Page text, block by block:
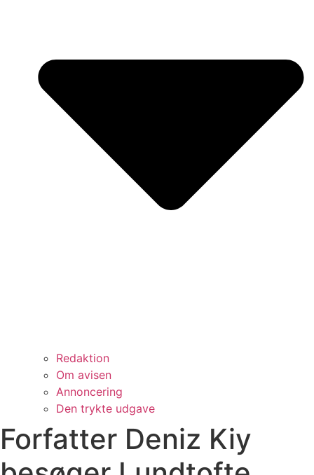
Redaktion
Om avisen
Annoncering
Den trykte udgave
Forfatter Deniz Kiy